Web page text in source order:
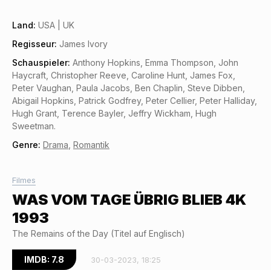
Land: USA | UK
Regisseur: James Ivory
Schauspieler: Anthony Hopkins, Emma Thompson, John
Haycraft, Christopher Reeve, Caroline Hunt, James Fox,
Peter Vaughan, Paula Jacobs, Ben Chaplin, Steve Dibben,
Abigail Hopkins, Patrick Godfrey, Peter Cellier, Peter Halliday,
Hugh Grant, Terence Bayler, Jeffry Wickham, Hugh
Sweetman.
Genre: Drama Romantik
Filmes
WAS VOM TAGE ÜBRIG BLIEB 4K
1993
The Remains of the Day (Titel auf Englisch)
IMDB: 7.8 30-03-2023, 18:25